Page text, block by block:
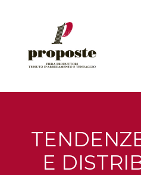
La fiera
Espositori
E